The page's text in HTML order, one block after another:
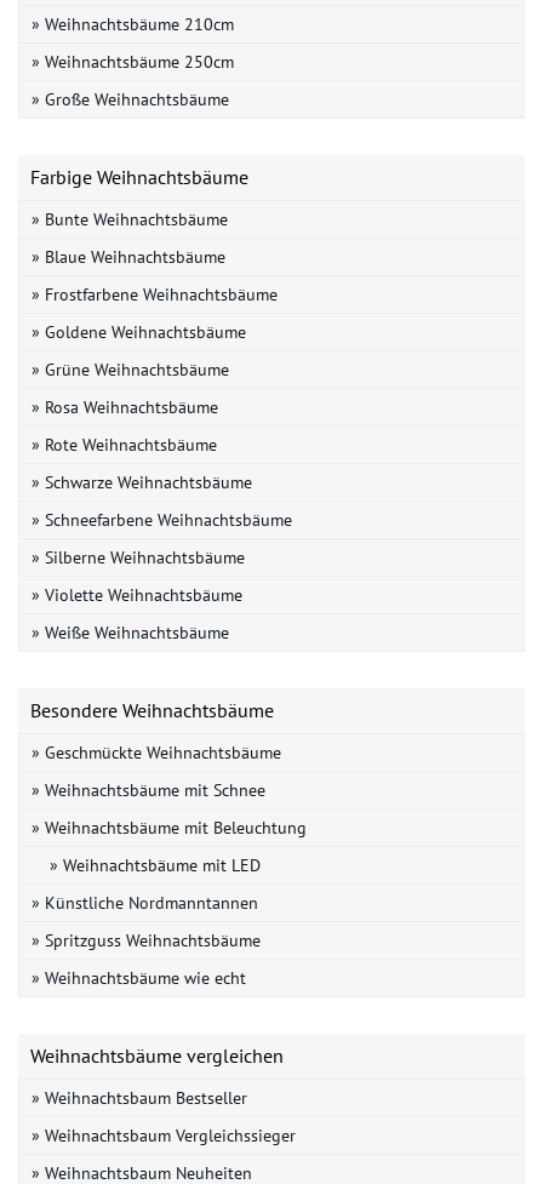
» Weihnachtsbäume 210cm
» Weihnachtsbäume 250cm
» Große Weihnachtsbäume
Farbige Weihnachtsbäume
» Bunte Weihnachtsbäume
» Blaue Weihnachtsbäume
» Frostfarbene Weihnachtsbäume
» Goldene Weihnachtsbäume
» Grüne Weihnachtsbäume
» Rosa Weihnachtsbäume
» Rote Weihnachtsbäume
» Schwarze Weihnachtsbäume
» Schneefarbene Weihnachtsbäume
» Silberne Weihnachtsbäume
» Violette Weihnachtsbäume
» Weiße Weihnachtsbäume
Besondere Weihnachtsbäume
» Geschmückte Weihnachtsbäume
» Weihnachtsbäume mit Schnee
» Weihnachtsbäume mit Beleuchtung
» Weihnachtsbäume mit LED
» Künstliche Nordmanntannen
» Spritzguss Weihnachtsbäume
» Weihnachtsbäume wie echt
Weihnachtsbäume vergleichen
» Weihnachtsbaum Bestseller
» Weihnachtsbaum Vergleichssieger
» Weihnachtsbaum Neuheiten